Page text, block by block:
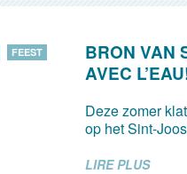
FEEST
BRON VAN
AVEC
Deze zomer
op het Sint-
LIRE PLUS